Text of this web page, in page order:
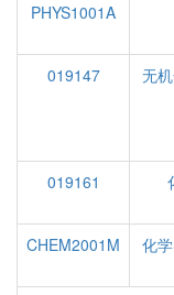
PHYS1001A
019147
无
019161
CHEM2001M
化